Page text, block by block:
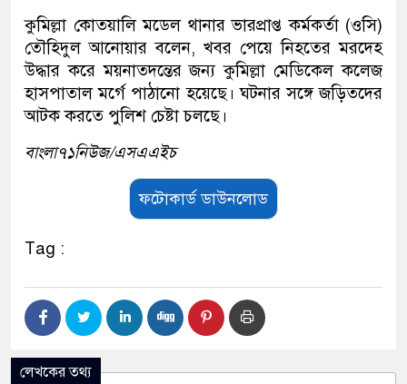
কুমিল্লা কোতয়ালি মডেল থানার ভারপ্রাপ্ত কর্মকর্তা (ওসি)
তৌহিদুল আনোয়ার বলেন, খবর পেয়ে নিহতের মরদেহ
উদ্ধার করে ময়নাতদন্তের জন্য কুমিল্লা মেডিকেল কলেজ
হাসপাতাল মর্গে পাঠানো হয়েছে। ঘটনার সঙ্গে জড়িতদের
আটক করতে পুলিশ চেষ্টা চলছে।
বাংলা৭১নিউজ/এসএএইচ
ফটোকার্ড ডাউনলোড
Tag :
লেখকের তথ্য